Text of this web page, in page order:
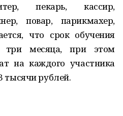
пекарь, кассир,
повар, парикмахер,
что срок обучения
три месяца, при этом
на каждого участника
тысячи рублей.